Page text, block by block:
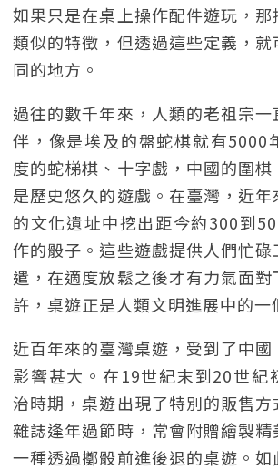
如果只是在桌上操作配件遊玩，
類似的特徵，但透過這些定義，
同的地方。
過往的數千年來，人類的老祖宗
伴，像是埃及的盤蛇棋就有5000
度的蛇梯棋、十字戲，中國的圍
是歷史悠久的遊戲。在臺灣，近
的文化遺址中挖出距今約300到
作的骰子。這些遊戲提供人們忙
遣，在適度放鬆之後才有力氣面
許，桌遊正是人類文明進展中的一
近百年來的臺灣桌遊，受到了中
影響甚大。在19世紀末到20世紀
治時期，桌遊出現了特別的販售
雜誌逢年過節時，常會附贈繪製
一種透過擲骰前進後退的桌遊。